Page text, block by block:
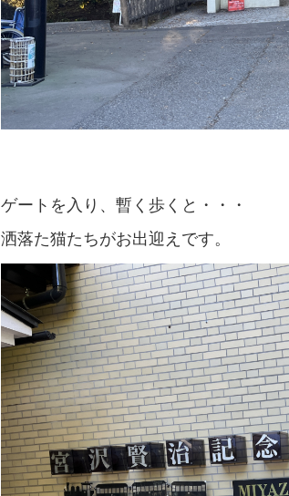
ゲートを入り、暫く歩くと・・・
洒落た猫たちがお出迎えです。